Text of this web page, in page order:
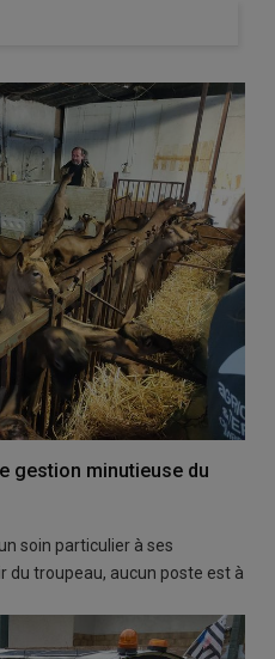
gestion minutieuse du
soin particulier à ses
du troupeau, aucun poste est à